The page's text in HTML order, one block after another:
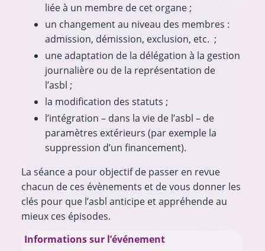
liée à un membre de cet organe ;
un changement au niveau des membres :
admission, démission, exclusion, etc. ;
une adaptation de la délégation à la gestion
journalière ou de la représentation de
l’asbl ;
la modification des statuts ;
l’intégration – dans la vie de l’asbl – de
paramètres extérieurs (par exemple la
suppression d’un financement).
La séance a pour objectif de passer en revue
chacun de ces évènements et de vous donner les
clés pour que l’asbl anticipe et appréhende au
mieux ces épisodes.
Informations sur l’événement